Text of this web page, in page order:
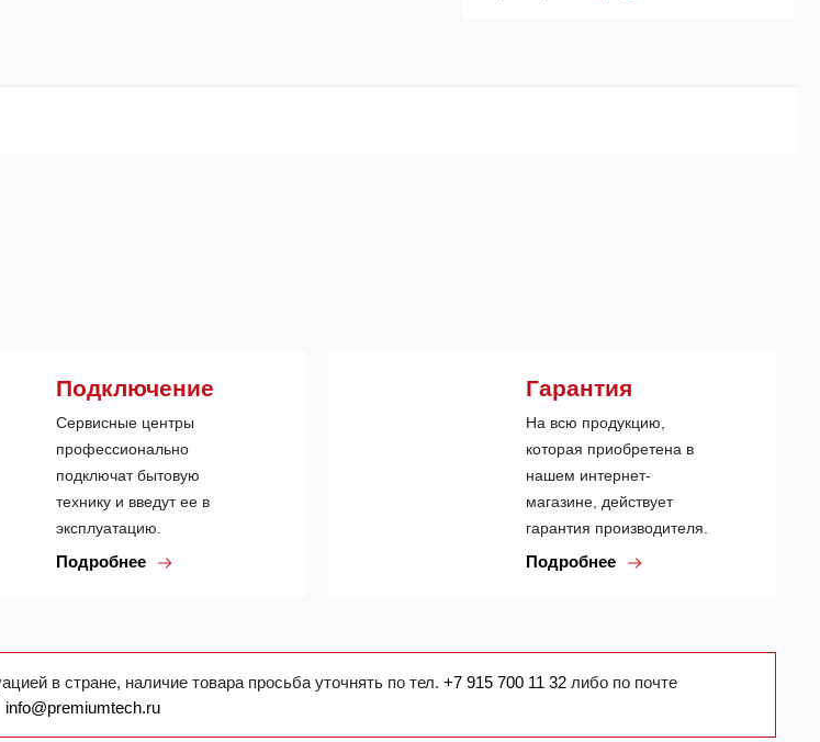
Подключение
Сервисные центры
профессионально
подключат бытовую
технику и введут ее в
эксплуатацию.
Подробнее
Гарантия
На всю продукцию,
которая приобретена в
нашем интернет-
магазине, действует
гарантия производителя.
Подробнее
в стране, наличие товара просьба уточнять по тел. +7 915 700 11 32 либо по почте
info@premiumtech.ru